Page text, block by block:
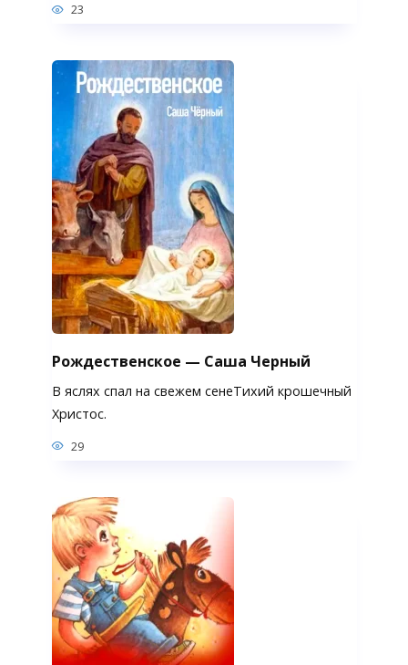
23
Рождественское — Саша Черный
В яслях спал на свежем сенеТихий крошечный
Христос.
29